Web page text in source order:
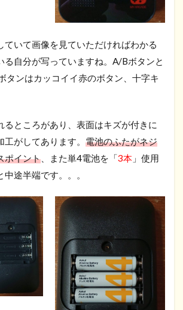
ていて画像を見ていただければわかる
る自分が写っていますね。A/Bボタンと
タンはカッコイイ赤のボタン、十字キ
るところがあり、表面はキズが付きに
工がしてあります。 電池のふたがネジ
ポイント 、また単4電池を「3本 」使用
途半端です。。。